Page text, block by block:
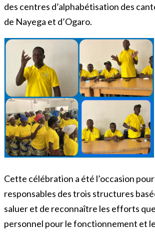
des centres d’alphabétisation des
de Nayega et d’Ogaro.
Cette célébration a été l’occasion
responsables des trois structures
saluer et de reconnaître les efforts
personnel pour le fonctionnement et